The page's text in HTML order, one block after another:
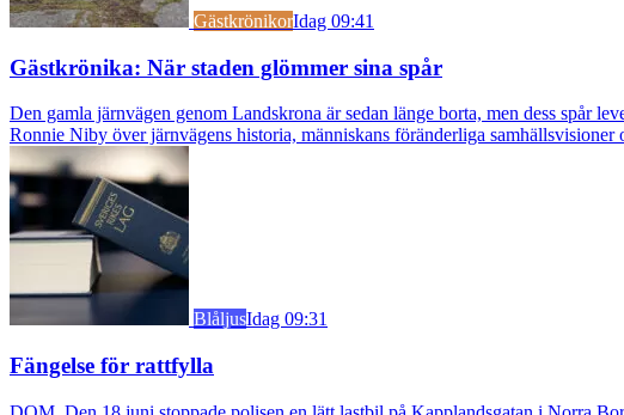
GästkrönikorIdag 09:41
Gästkrönika: När staden glömmer sina spår
Den gamla järnvägen genom Landskrona är sedan länge borta, men dess spår
Ronnie Niby över järnvägens historia, människans föränderliga samhällsvisioner
BlåljusIdag 09:31
Fängelse för rattfylla